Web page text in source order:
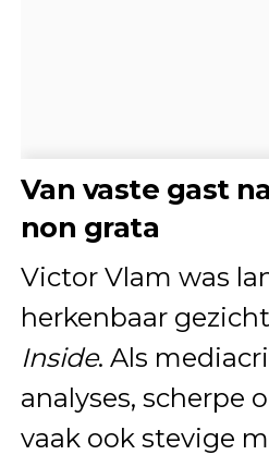
Van vaste gast
non grata
Victor Vlam was
herkenbaar
Inside. Als
analyses, scherpe
vaak ook stevige